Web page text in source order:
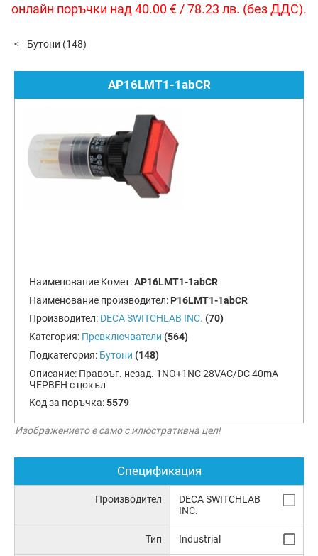
онлайн поръчки над 40.00 € / 78.23 лв. (без ДДС).
Бутони (148)
AP16LMT1-1abCR
Наименование Комет:AP16LMT1-1abCR
Наименование производител: P16LMT1-1abCR
Производител: DECA SWITCHLAB INC. (70)
Категория: Превключватели (564)
Подкатегория: Бутони (148)
Описание: Правоъг. незад. 1NO+1NC 28VAC/DC 40mA
ЧЕРВЕН с цокъл
Код за поръчка:5579
Изображението е само с илюстративна цел!
Спецификация
Производител
DECA SWITCHLAB
INC.
Тип Industrial